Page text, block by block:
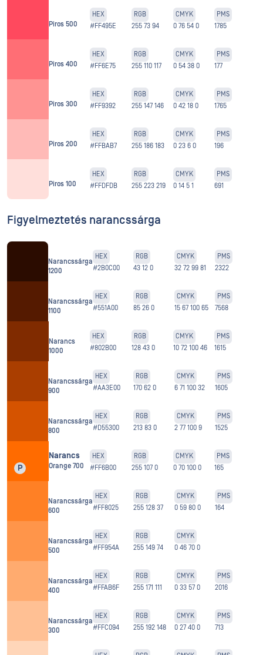
Piros 500
HEX
#FF495E
RGB
255 73 94
CMYK
0 76 54 0
PMS
1785
Piros 400
HEX
#FF6E75
RGB
255 110 117
CMYK
0 54 38 0
PMS
177
Piros 300
HEX
#FF9392
RGB
255 147 146
CMYK
0 42 18 0
PMS
1765
Piros 200
HEX
#FFBAB7
RGB
255 186 183
CMYK
0 23 6 0
PMS
196
Piros 100
HEX
#FFDFDB
RGB
255 223 219
CMYK
0 14 5 1
PMS
691
Figyelmeztetés narancssárga
Narancssárga
1200
HEX
#2B0C00
RGB
43 12 0
CMYK
32 72 99 81
PMS
2322
Narancssárga
1100
HEX
#551A00
RGB
85 26 0
CMYK
15 67 100 65
PMS
7568
Narancs
1000
HEX
#802B00
RGB
128 43 0
CMYK
10 72 100 46
PMS
1615
Narancssárga
900
HEX
#AA3E00
RGB
170 62 0
CMYK
6 71 100 32
PMS
1605
Narancssárga
800
HEX
#D55300
RGB
213 83 0
CMYK
2 77 100 9
PMS
1525
P
Narancs
Orange 700
HEX
#FF6B00
RGB
255 107 0
CMYK
0 70 100 0
PMS
165
Narancssárga
600
HEX
#FF8025
RGB
255 128 37
CMYK
0 59 80 0
PMS
164
Narancssárga
500
HEX
#FF954A
RGB
255 149 74
CMYK
0 46 70 0
Narancssárga
400
HEX
#FFAB6F
RGB
255 171 111
CMYK
0 33 57 0
PMS
2016
Narancssárga
300
HEX
#FFC094
RGB
255 192 148
CMYK
0 27 40 0
PMS
713